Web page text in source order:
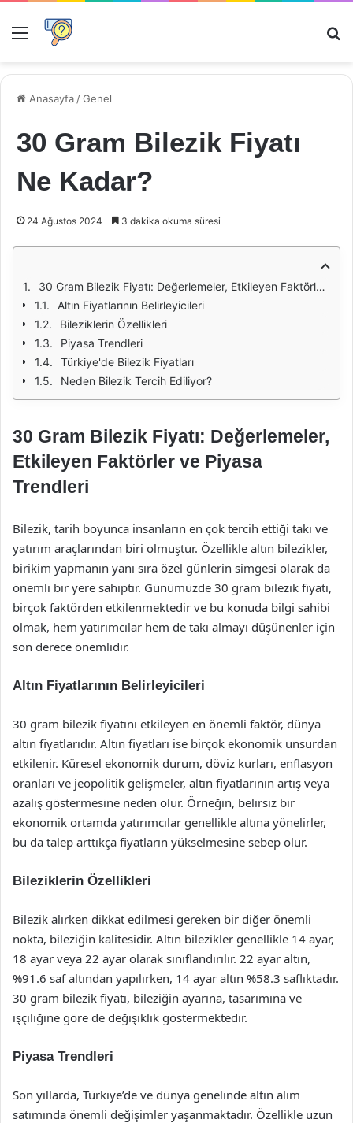
Menü
Anasayfa /Genel
30 Gram Bilezik Fiyatı
Ne Kadar?
24 Ağustos 2024 3 dakika okuma süresi
30 Gram Bilezik Fiyatı: Değerlemeler, Etkileyen Faktörler ve Piyasa Trendleri
Altın Fiyatlarının Belirleyicileri
Bileziklerin Özellikleri
Piyasa Trendleri
Türkiye'de Bilezik Fiyatları
Neden Bilezik Tercih Ediliyor?
30 Gram Bilezik Fiyatı: Değerlemeler,
Etkileyen Faktörler ve Piyasa
Trendleri
Bilezik, tarih boyunca insanların en çok tercih ettiği takı ve
yatırım araçlarından biri olmuştur. Özellikle altın bilezikler,
birikim yapmanın yanı sıra özel günlerin simgesi olarak da
önemli bir yere sahiptir. Günümüzde 30 gram bilezik fiyatı,
birçok faktörden etkilenmektedir ve bu konuda bilgi sahibi
olmak, hem yatırımcılar hem de takı almayı düşünenler için
son derece önemlidir.
Altın Fiyatlarının Belirleyicileri
30 gram bilezik fiyatını etkileyen en önemli faktör, dünya
altın fiyatlarıdır. Altın fiyatları ise birçok ekonomik unsurdan
etkilenir. Küresel ekonomik durum, döviz kurları, enflasyon
oranları ve jeopolitik gelişmeler, altın fiyatlarının artış veya
azalış göstermesine neden olur. Örneğin, belirsiz bir
ekonomik ortamda yatırımcılar genellikle altına yönelirler,
bu da talep arttıkça fiyatların yükselmesine sebep olur.
Bileziklerin Özellikleri
Bilezik alırken dikkat edilmesi gereken bir diğer önemli
nokta, bileziğin kalitesidir. Altın bilezikler genellikle 14 ayar,
18 ayar veya 22 ayar olarak sınıflandırılır. 22 ayar altın,
%91.6 saf altından yapılırken, 14 ayar altın %58.3 saflıktadır.
30 gram bilezik fiyatı, bileziğin ayarına, tasarımına ve
işçiliğine göre de değişiklik göstermektedir.
Piyasa Trendleri
Son yıllarda, Türkiye’de ve dünya genelinde altın alım
satımında önemli değişimler yaşanmaktadır. Özellikle uzun